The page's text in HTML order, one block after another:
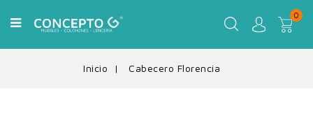
0
Inicio Cabecero Florencia